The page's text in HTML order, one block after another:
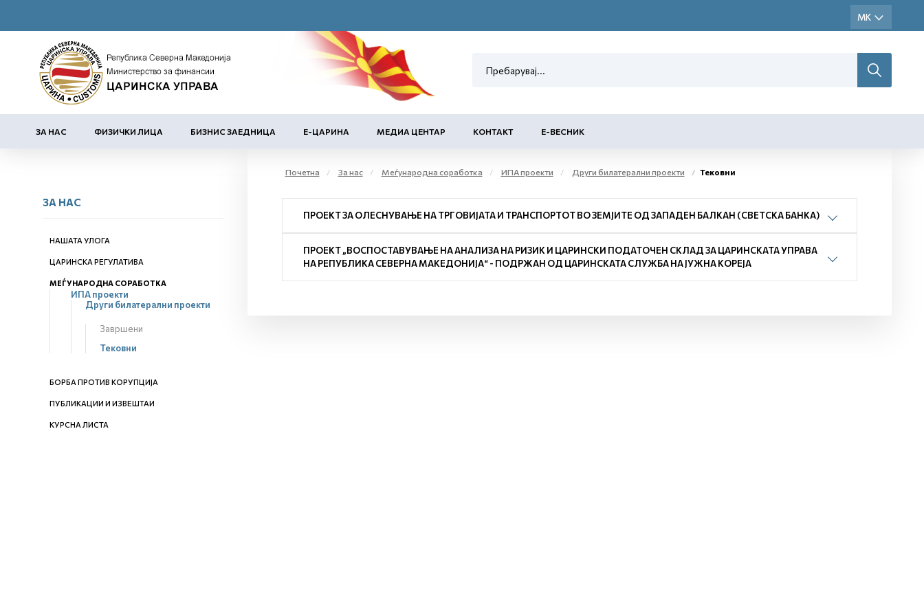
ЗА НАС ФИЗИЧКИ ЛИЦА БИЗНИС ЗАЕДНИЦА Е-ЦАРИНА МЕДИА ЦЕНТАР КОНТАКТ Е-ВЕСНИК
ЗА НАС
НАШАТА УЛОГА
ЦАРИНСКА РЕГУЛАТИВА
МЕЃУНАРОДНА СОРАБОТКА
ИПА проекти
Други билатерални проекти
Завршени
Тековни
БОРБА ПРОТИВ КОРУПЦИЈА
ПУБЛИКАЦИИ И ИЗВЕШТАИ
КУРСНА ЛИСТА
Почетна За нас Меѓународна соработка ИПА проекти Други билатерални проекти Тековни
ПРОЕКТ ЗА ОЛЕСНУВАЊЕ НА ТРГОВИЈАТА И ТРАНСПОРТОТ ВО ЗЕМЈИТЕ ОД ЗАПАДЕН БАЛКАН (СВЕТСКА БАНКА)
ПРОЕКТ „ВОСПОСТАВУВАЊЕ НА АНАЛИЗА НА РИЗИК И ЦАРИНСКИ ПОДАТОЧЕН СКЛАД ЗА ЦАРИНСКАТА УПРАВА
НА РЕПУБЛИКА СЕВЕРНА МАКЕДОНИЈА“ - ПОДРЖАН ОД ЦАРИНСКАТА СЛУЖБА НА ЈУЖНА КОРЕЈА